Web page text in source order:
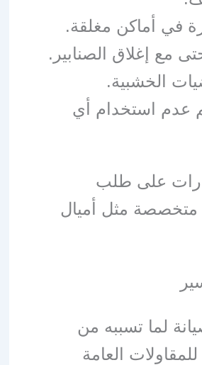
في أماكن مغلقة.
مع إغلاق الصنابير.
الخشبية.
عدم استخدام أي
على طلب
مثل أميال
لما تسببه من
العامة